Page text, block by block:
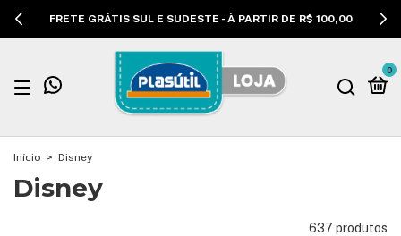
FRETE GRÁTIS SUL E SUDESTE - À PARTIR DE R$ 100,00
0
Início > Disney
Disney
637 produtos